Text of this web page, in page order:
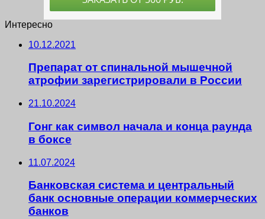
Интересно
10.12.2021
Препарат от спинальной мышечной
атрофии зарегистрировали в России
21.10.2024
Гонг как символ начала и конца раунда
в боксе
11.07.2024
Банковская система и центральный
банк основные операции коммерческих
банков